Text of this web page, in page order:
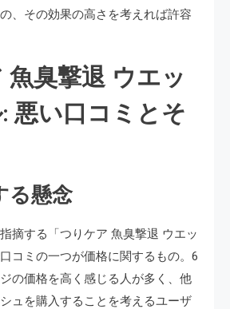
、その効果の高さを考えれば許容
臭撃退 ウエッ
悪い口コミとそ
る懸念
摘する「つりケア 魚臭撃退 ウエッ
コミの一つが価格に関するもの。6
の価格を高く感じる人が多く、他
ュを購入することを考えるユーザ